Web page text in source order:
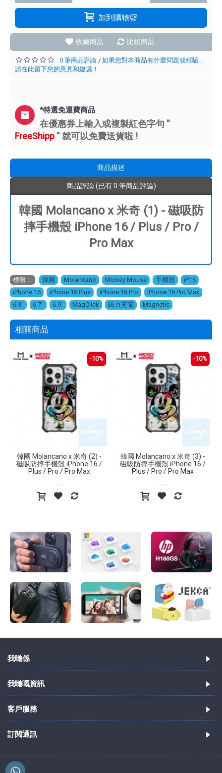
加到購物籃
收藏商品 比較商品
0 筆商品評論 / 如果您對本商品有什麼問題或經驗，
請在此留下您的意見和建議！
*特選免運費商品
在優惠券上輸入或複製紅色字句 ''
FreeShipp '' 就可以免費送貨啦 !
商品描述
商品評論 (已有 0 筆商品評論)
韓國 Molancano x 米奇 (1) - 磁吸防
摔手機殼 iPhone 16 / Plus / Pro /
Pro Max
標籤： 韓國 Molancano Mickey Mouse 手機殼 iP16
iPhone 16
iPhone 16 Plus iPhone 16 Pro iPhone 16 Pro Max
6.3"
6.7" 6.9" MagClick 磁力充電 Magnetic
相關商品
-10%
韓國 Molancano x 米奇 (2) -
磁吸防摔手機殼 iPhone 16 /
Plus / Pro / Pro Max
-10%
韓國 Molancano x 米奇 (3) -
磁吸防摔手機殼 iPhone 16 /
Plus / Pro / Pro Max
我哋係
我哋嘅資訊
客戶服務
訂閱通訊